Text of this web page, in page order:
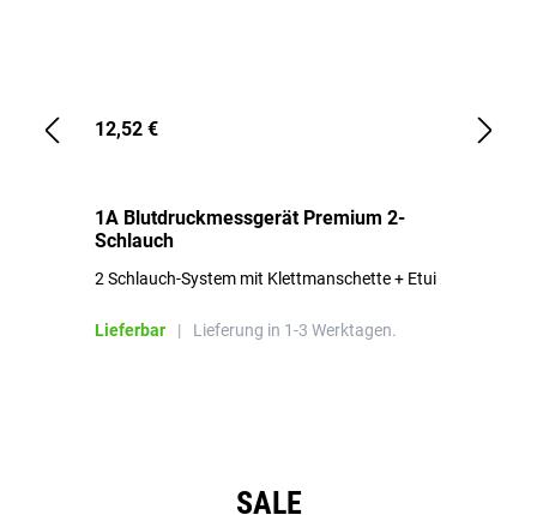
12,52 €
1A Blutdruckmessgerät Premium 2-
Schlauch
2 Schlauch-System mit Klettmanschette + Etui
Lieferbar | Lieferung in 1-3 Werktagen.
SALE